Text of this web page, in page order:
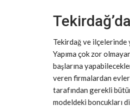
Tekirdağ ve ilçelerinde
Yapıma çok zor
başlarına
veren firmalardan
tarafından gerekli
modeldeki boncukları